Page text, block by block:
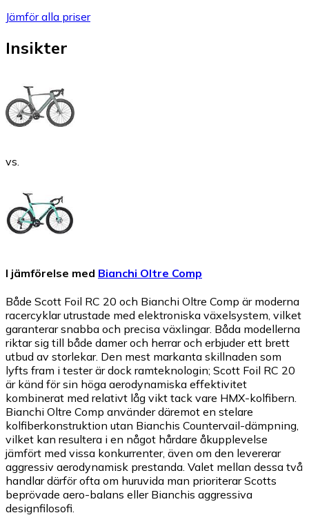
Jämför alla priser
Insikter
vs.
I jämförelse med Bianchi Oltre Comp
Både Scott Foil RC 20 och Bianchi Oltre Comp är moderna
racercyklar utrustade med elektroniska växelsystem, vilket
garanterar snabba och precisa växlingar. Båda modellerna
riktar sig till både damer och herrar och erbjuder ett brett
utbud av storlekar. Den mest markanta skillnaden som
lyfts fram i tester är dock ramteknologin; Scott Foil RC 20
är känd för sin höga aerodynamiska effektivitet
kombinerat med relativt låg vikt tack vare HMX-kolfibern.
Bianchi Oltre Comp använder däremot en stelare
kolfiberkonstruktion utan Bianchis Countervail-dämpning,
vilket kan resultera i en något hårdare åkupplevelse
jämfört med vissa konkurrenter, även om den levererar
aggressiv aerodynamisk prestanda. Valet mellan dessa två
handlar därför ofta om huruvida man prioriterar Scotts
beprövade aero-balans eller Bianchis aggressiva
designfilosofi.